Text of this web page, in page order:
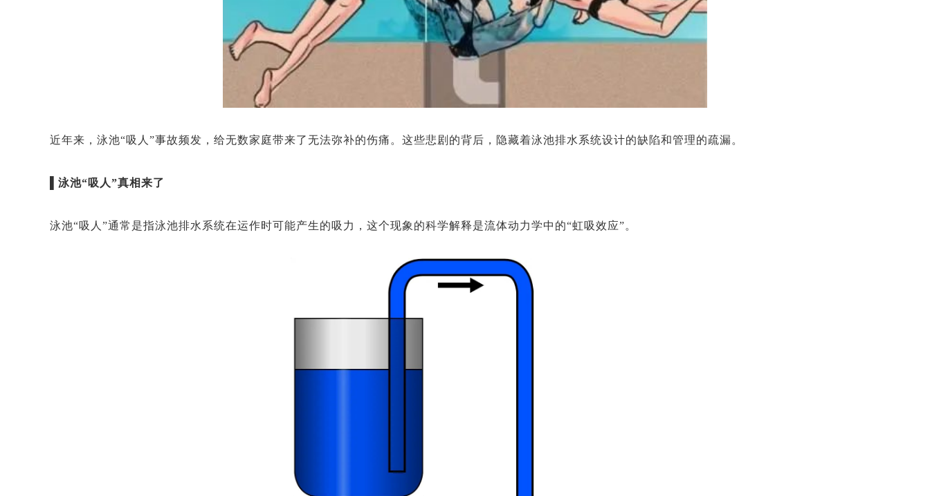
近年来，泳池“吸人”事故频发，给无数家庭带来了无法弥补的伤痛。这些悲剧的背后，隐藏着泳池排水系统设计的缺陷和管理的疏漏。
▌泳池“吸人”真相来了
泳池“吸人”通常是指泳池排水系统在运作时可能产生的吸力，这个现象的科学解释是流体动力学中的“虹吸效应”。